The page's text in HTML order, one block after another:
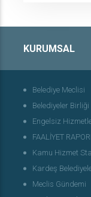
KURUMSAL
Belediye Meclisi
Belediyeler Birliği
Engelsiz
FAALİYET
Kamu Hizmet
Kardeş
Meclis Gündemi